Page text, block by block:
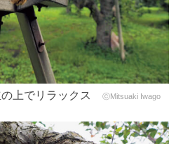
の上でリラックス ⓒMitsuaki Iwago